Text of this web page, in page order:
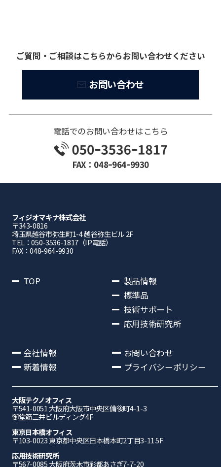
ご質問・ご相談はこちらからお問い合わせください
お問い合わせ
電話でのお問い合わせはこちら
FAX：048ｰ964ｰ9930
フィジオマキナ株式会社
〒343-0816
埼⽟県越⾕市弥⽣町1-4 越⾕弥⽣ビル 2F
TEL：050-3536-1817（IP電話）
FAX：048-964-9930
TOP
製品情報
標準品
技術サポート
応用技術研究所
会社情報
新着情報
お問い合わせ
プライバシーポリシー
大阪テクノオフィス
〒541-0051 ⼤阪府⼤阪市中央区備後町4-1-3
御堂筋三井ビルディング4F
東京日本橋オフィス
〒103-0023 東京都中央区日本橋本町2丁目3-11 5F
応⽤技術研究所
〒567-0085 ⼤阪府茨⽊市彩都あさぎ7-7-20